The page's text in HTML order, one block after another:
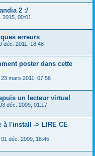
2 :/
2015, 00:01
erreurs
déc. 2011, 18:48
poster dans cette
23 mars 2011, 07:56
un lecteur virtuel
déc. 2009, 01:17
à l'install -> LIRE CE
01 déc. 2009, 18:45